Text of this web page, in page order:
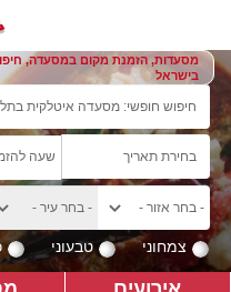
מסעדות, הזמנת מקום במסעדה,
בישראל
צמחוני טבעוני